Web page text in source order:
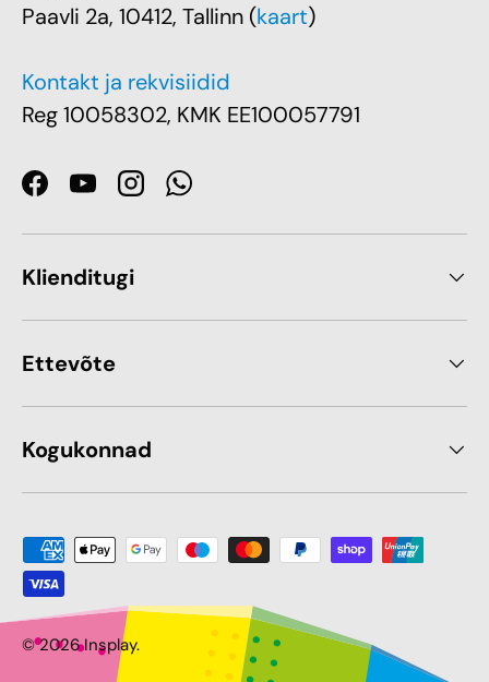
Paavli 2a, 10412, Tallinn (kaart)
Kontakt ja rekvisiidid
Reg 10058302, KMK EE100057791
Facebook
YouTubeInstagramWhatsApp
Klienditugi
Ettevõte
Kogukonnad
Makseviis sobib
© 2026Insplay.